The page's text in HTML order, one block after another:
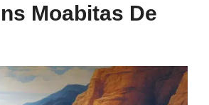
Moabitas De